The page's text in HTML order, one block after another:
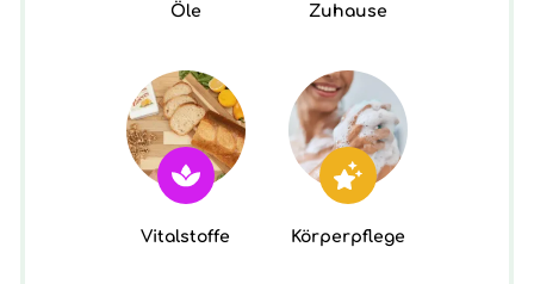
Öle Zuhause
Vitalstoffe Körperpflege